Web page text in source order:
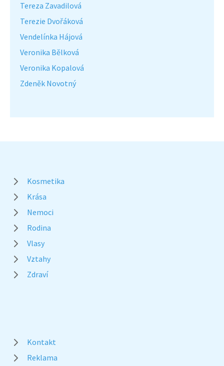
Tereza Zavadilová
Terezie Dvořáková
Vendelínka Hájová
Veronika Bělková
Veronika Kopalová
Zdeněk Novotný
Kosmetika
Krása
Nemoci
Rodina
Vlasy
Vztahy
Zdraví
Kontakt
Reklama